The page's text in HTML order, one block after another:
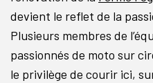
devient le reflet de la
Plusieurs membres de
passionnés de moto sur
le privilège de courir ici,